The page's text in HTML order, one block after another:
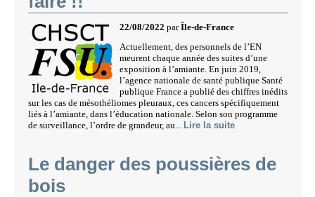
22/08/2022 parÎle-de-France
Actuellement, des personnels de l’EN
meurent chaque année des suites d’une
exposition à l’amiante. En juin 2019,
l’agence nationale de santé publique Santé
publique France a publié des chiffres inédits
sur les cas de mésothéliomes pleuraux, ces cancers spécifiquement
liés à l’amiante, dans l’éducation nationale. Selon son programme
de surveillance, l’ordre de grandeur, au... Lire la suite
Le danger des poussières de
bois